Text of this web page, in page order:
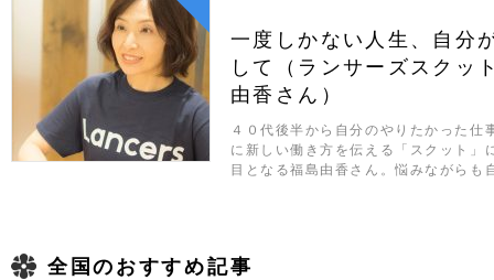
一度しかない人生、自分
して（ランサーズスク
由香さん）
４０代後半から自分のやりたかった
に新しい働き方を伝える「スクット」
目となる福島由香さん。悩みながら
全国のおすすめ記事